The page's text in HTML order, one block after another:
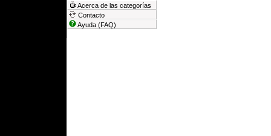
Acerca de las categorías
Contacto
Ayuda (FAQ)